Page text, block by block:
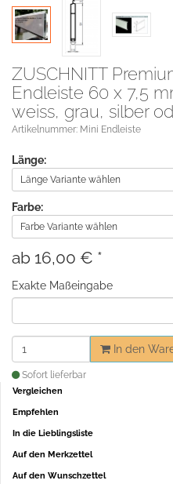
ZUSCHNITT
Endleiste 60 x 7,5
weiss, grau, silber
Artikelnummer: Mini Endleiste
Länge:
Länge Variante wählen
Farbe:
Farbe Variante wählen
ab 16,00 € *
Exakte Maßeingabe
In den
Sofort lieferbar
Vergleichen
Empfehlen
In die Lieblingsliste
Auf den Merkzettel
Auf den Wunschzettel